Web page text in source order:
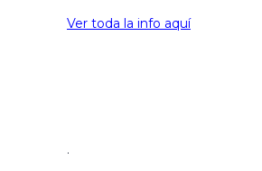
Ver toda la info aquí
.